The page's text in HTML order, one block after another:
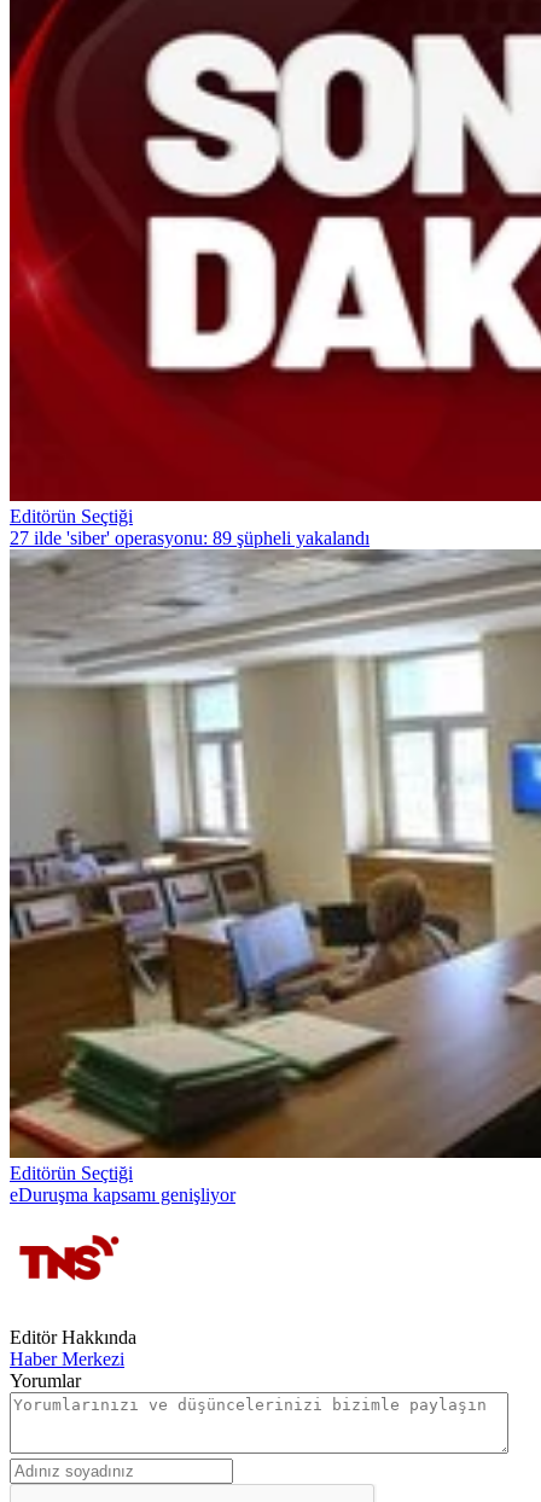
Editörün Seçtiği
27 ilde 'siber' operasyonu: 89 şüpheli yakalandı
Editörün Seçtiği
eDuruşma kapsamı genişliyor
Editör Hakkında
Haber Merkezi
Yorumlar